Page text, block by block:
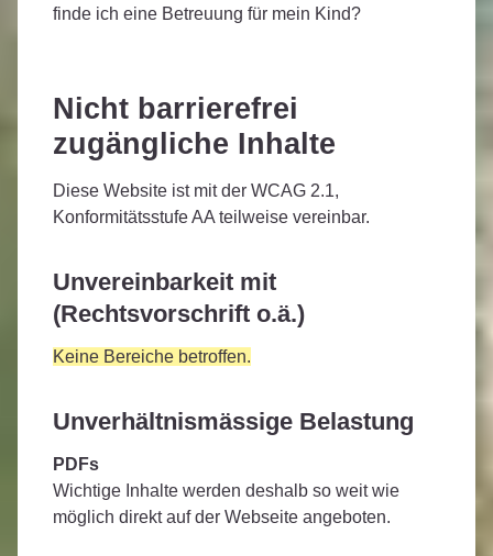
finde ich eine Betreuung für mein Kind?
Nicht barrierefrei
zugängliche Inhalte
Diese Website ist mit der WCAG 2.1,
Konformitätsstufe AA teilweise vereinbar.
Unvereinbarkeit mit
(Rechtsvorschrift o.ä.)
Keine Bereiche betroffen.
Unverhältnismässige Belastung
PDFs
Wichtige Inhalte werden deshalb so weit wie
möglich direkt auf der Webseite angeboten.